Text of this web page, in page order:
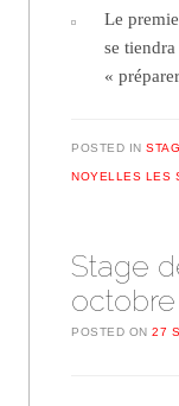
Le
se
«
POSTED IN
NOYELLES LES
Stage
octobre
POSTED ON27